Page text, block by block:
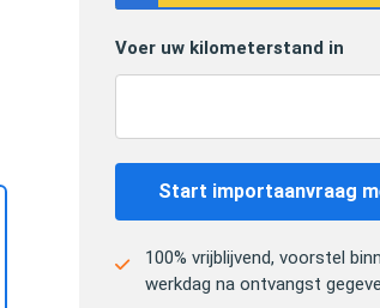
Voer uw kilometerstand in
Start importaanvraag
100% vrijblijvend, voorstel
werkdag na ontvangst